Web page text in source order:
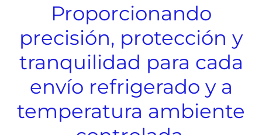
Proporcionando
precisión, protección y
tranquilidad para cada
envío refrigerado y a
temperatura ambiente